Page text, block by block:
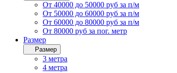
От 40000 до 50000 руб за п/м
От 50000 до 60000 руб за п/м
От 60000 до 80000 руб за п/м
От 80000 руб за пог. метр
Размер
Размер
3 метра
4 метра